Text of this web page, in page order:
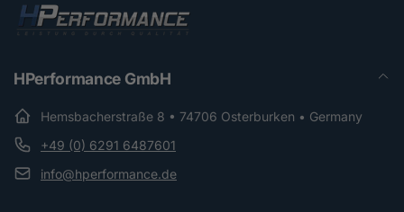
HPerformance GmbH
Hemsbacherstraße 8 • 74706 Osterburken • Germany
+49 (0) 6291 6487601
info@hperformance.de